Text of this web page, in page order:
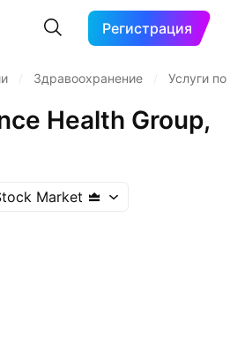
Регистрация
Здравоохранение Услуги
Health Group,
Market